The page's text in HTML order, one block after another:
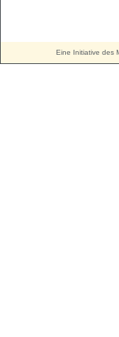
Eine Initiative des